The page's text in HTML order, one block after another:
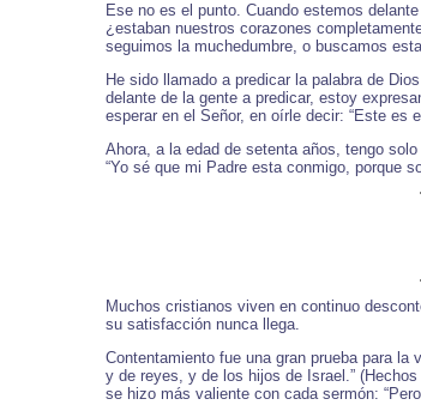
Ese no es el punto. Cuando estemos
¿estaban nuestros corazones
seguimos la muchedumbre, o buscamos
He sido llamado a predicar la palabra de
delante de la gente a predicar, estoy
esperar en el Señor, en oírle decir: “Este es
Ahora, a la edad de setenta años, tengo
“Yo sé que mi Padre esta conmigo, porque
Muchos cristianos viven en continuo
su satisfacción nunca llega.
Contentamiento fue una gran prueba para
y de reyes, y de los hijos de Israel.”
se hizo más valiente con cada sermón: